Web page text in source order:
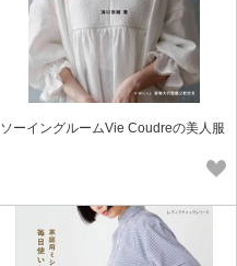
ソーイングルームVie Coudreの美人服